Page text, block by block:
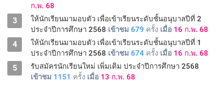
ก.พ. 68
3
ให้นักเรียนมามอบตัว เพื่อเข้าเรียนระดับชั้นอนุบาลปีที่ 2
ประจำปีการศึกษา 2568 เข้าชม 679 ครั้ง เมื่อ 16 ก.พ. 68
4
ให้นักเรียนมามอบตัว เพื่อเข้าเรียนระดับชั้นอนุบาลปีที่ 1
ประจำปีการศึกษา 2568 เข้าชม 674 ครั้ง เมื่อ 16 ก.พ. 68
5
รับสมัครนักเรียนใหม่ เพิ่มเติม ประจำปีการศึกษา 2568
เข้าชม 1151 ครั้ง เมื่อ 13 ก.พ. 68